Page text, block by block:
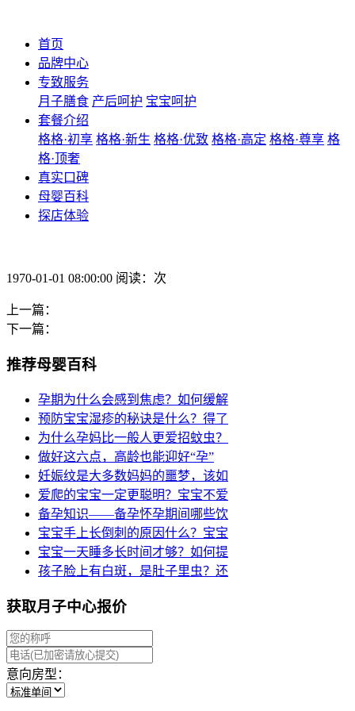
首页
品牌中心
专致服务
月子膳食 产后呵护 宝宝呵护
套餐介绍
格格·初享 格格·新生 格格·优致 格格·高定 格格·尊享 格
格·顶奢
真实口碑
母婴百科
探店体验
1970-01-01 08:00:00 阅读：次
上一篇：
下一篇：
推荐母婴百科
孕期为什么会感到焦虑？如何缓解
预防宝宝湿疹的秘诀是什么？得了
为什么孕妈比一般人更爱招蚊虫？
做好这六点，高龄也能迎好“孕”
妊娠纹是大多数妈妈的噩梦，该如
爱爬的宝宝一定更聪明？宝宝不爱
备孕知识——备孕怀孕期间哪些饮
宝宝手上长倒刺的原因什么？宝宝
宝宝一天睡多长时间才够？如何提
孩子脸上有白斑，是肚子里虫？还
获取月子中心报价
意向房型：